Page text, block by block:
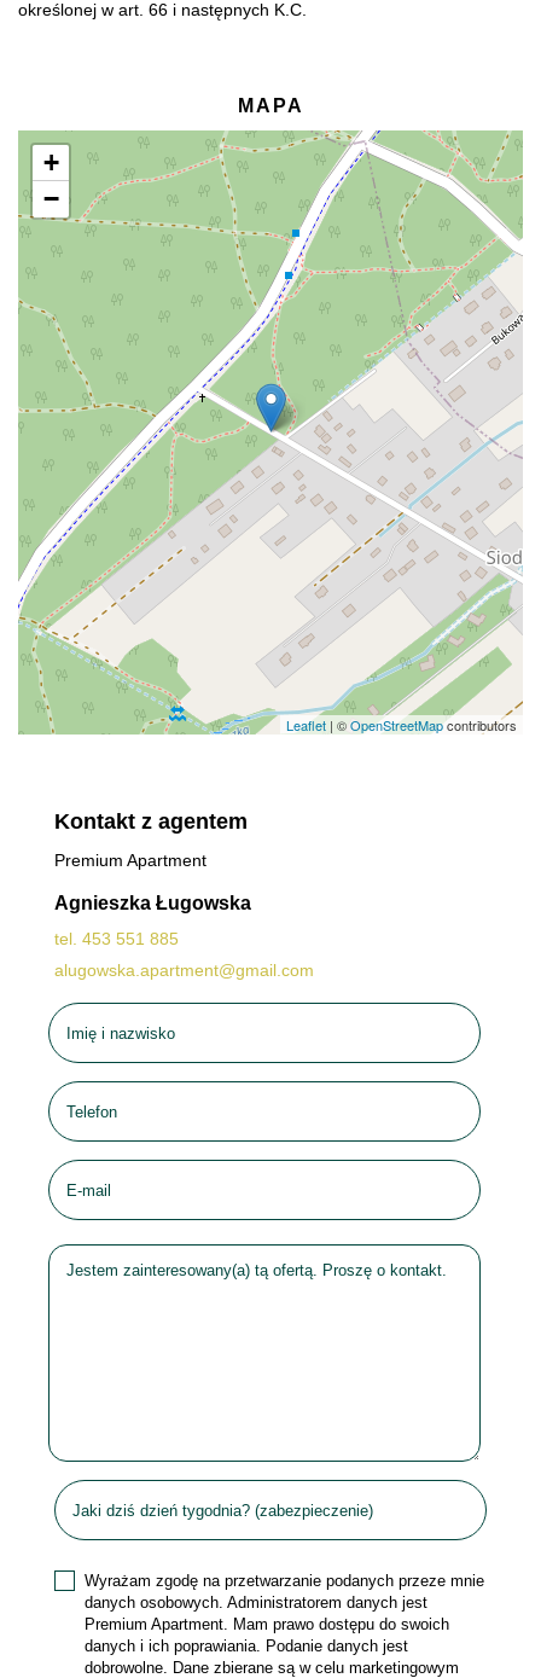
określonej w art. 66 i następnych K.C.
MAPA
+
−
Leaflet | ©OpenStreetMapcontributors
Kontakt z agentem
Premium Apartment
Agnieszka Ługowska
tel. 453 551 885
alugowska.apartment@gmail.com
Wyrażam zgodę na przetwarzanie podanych przeze mnie
danych osobowych. Administratorem danych jest
Premium Apartment. Mam prawo dostępu do swoich
danych i ich poprawiania. Podanie danych jest
dobrowolne. Dane zbierane są w celu marketingowym